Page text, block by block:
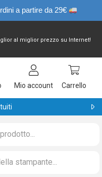
a partire da 29€
al miglior prezzo su Internet!
Mio account Carrello
mesi